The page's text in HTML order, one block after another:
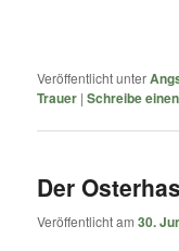
Veröffentlicht unter
Trauer |Schreibe
Der
Veröffentlicht am30.